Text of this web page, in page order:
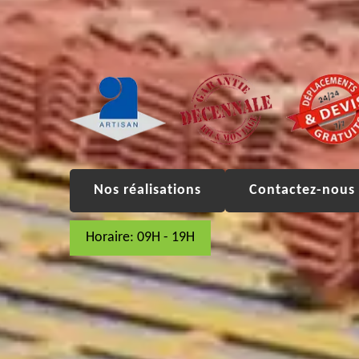
Nos réalisations Contactez-nous
Horaire: 09H - 19H